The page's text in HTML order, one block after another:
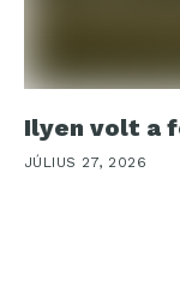
Ilyen volt a
JÚLIUS 27, 2026